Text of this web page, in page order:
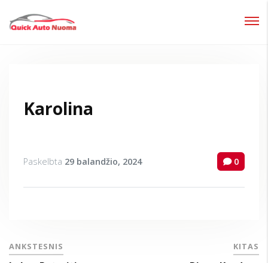
Karolina
Paskelbta 29 balandžio, 2024 0
ANKSTESNIS KITAS